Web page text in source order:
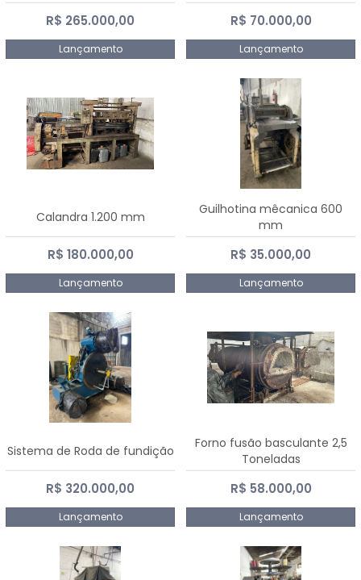
R$ 265.000,00
Lançamento
R$ 70.000,00
Lançamento
Calandra 1.200 mm
R$ 180.000,00
Lançamento
Guilhotina mêcanica 600
mm
R$ 35.000,00
Lançamento
Sistema de Roda de fundição
R$ 320.000,00
Lançamento
Forno fusão basculante 2,5
Toneladas
R$ 58.000,00
Lançamento